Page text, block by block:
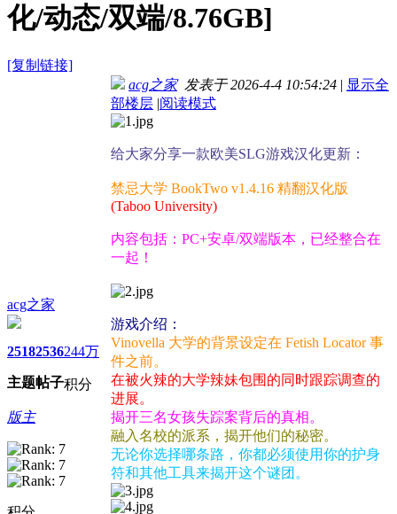
化/动态/双端/8.76GB]
[复制链接]
acg之家
2518
主题
2536
帖子
244万
积分
版主
acg之家发表于 2026-4-4 10:54:24 | 显示全
部楼层 |阅读模式
给大家分享一款欧美SLG游戏汉化更新：
禁忌大学 BookTwo v1.4.16 精翻汉化版
(Taboo University)
内容包括：PC+安卓/双端版本，已经整合在
一起！
游戏介绍：
Vinovella 大学的背景设定在 Fetish Locator 事
件之前。
在被火辣的大学辣妹包围的同时跟踪调查的
进展。
揭开三名女孩失踪案背后的真相。
融入名校的派系，揭开他们的秘密。
无论你选择哪条路，你都必须使用你的护身
符和其他工具来揭开这个谜团。